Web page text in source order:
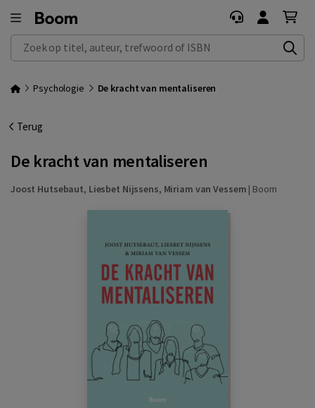
Zoek op titel, auteur, trefwoord of ISBN
Psychologie De kracht van mentaliseren
Terug
De kracht van mentaliseren
Joost Hutsebaut, Liesbet Nijssens, Miriam van Vessem | Boom